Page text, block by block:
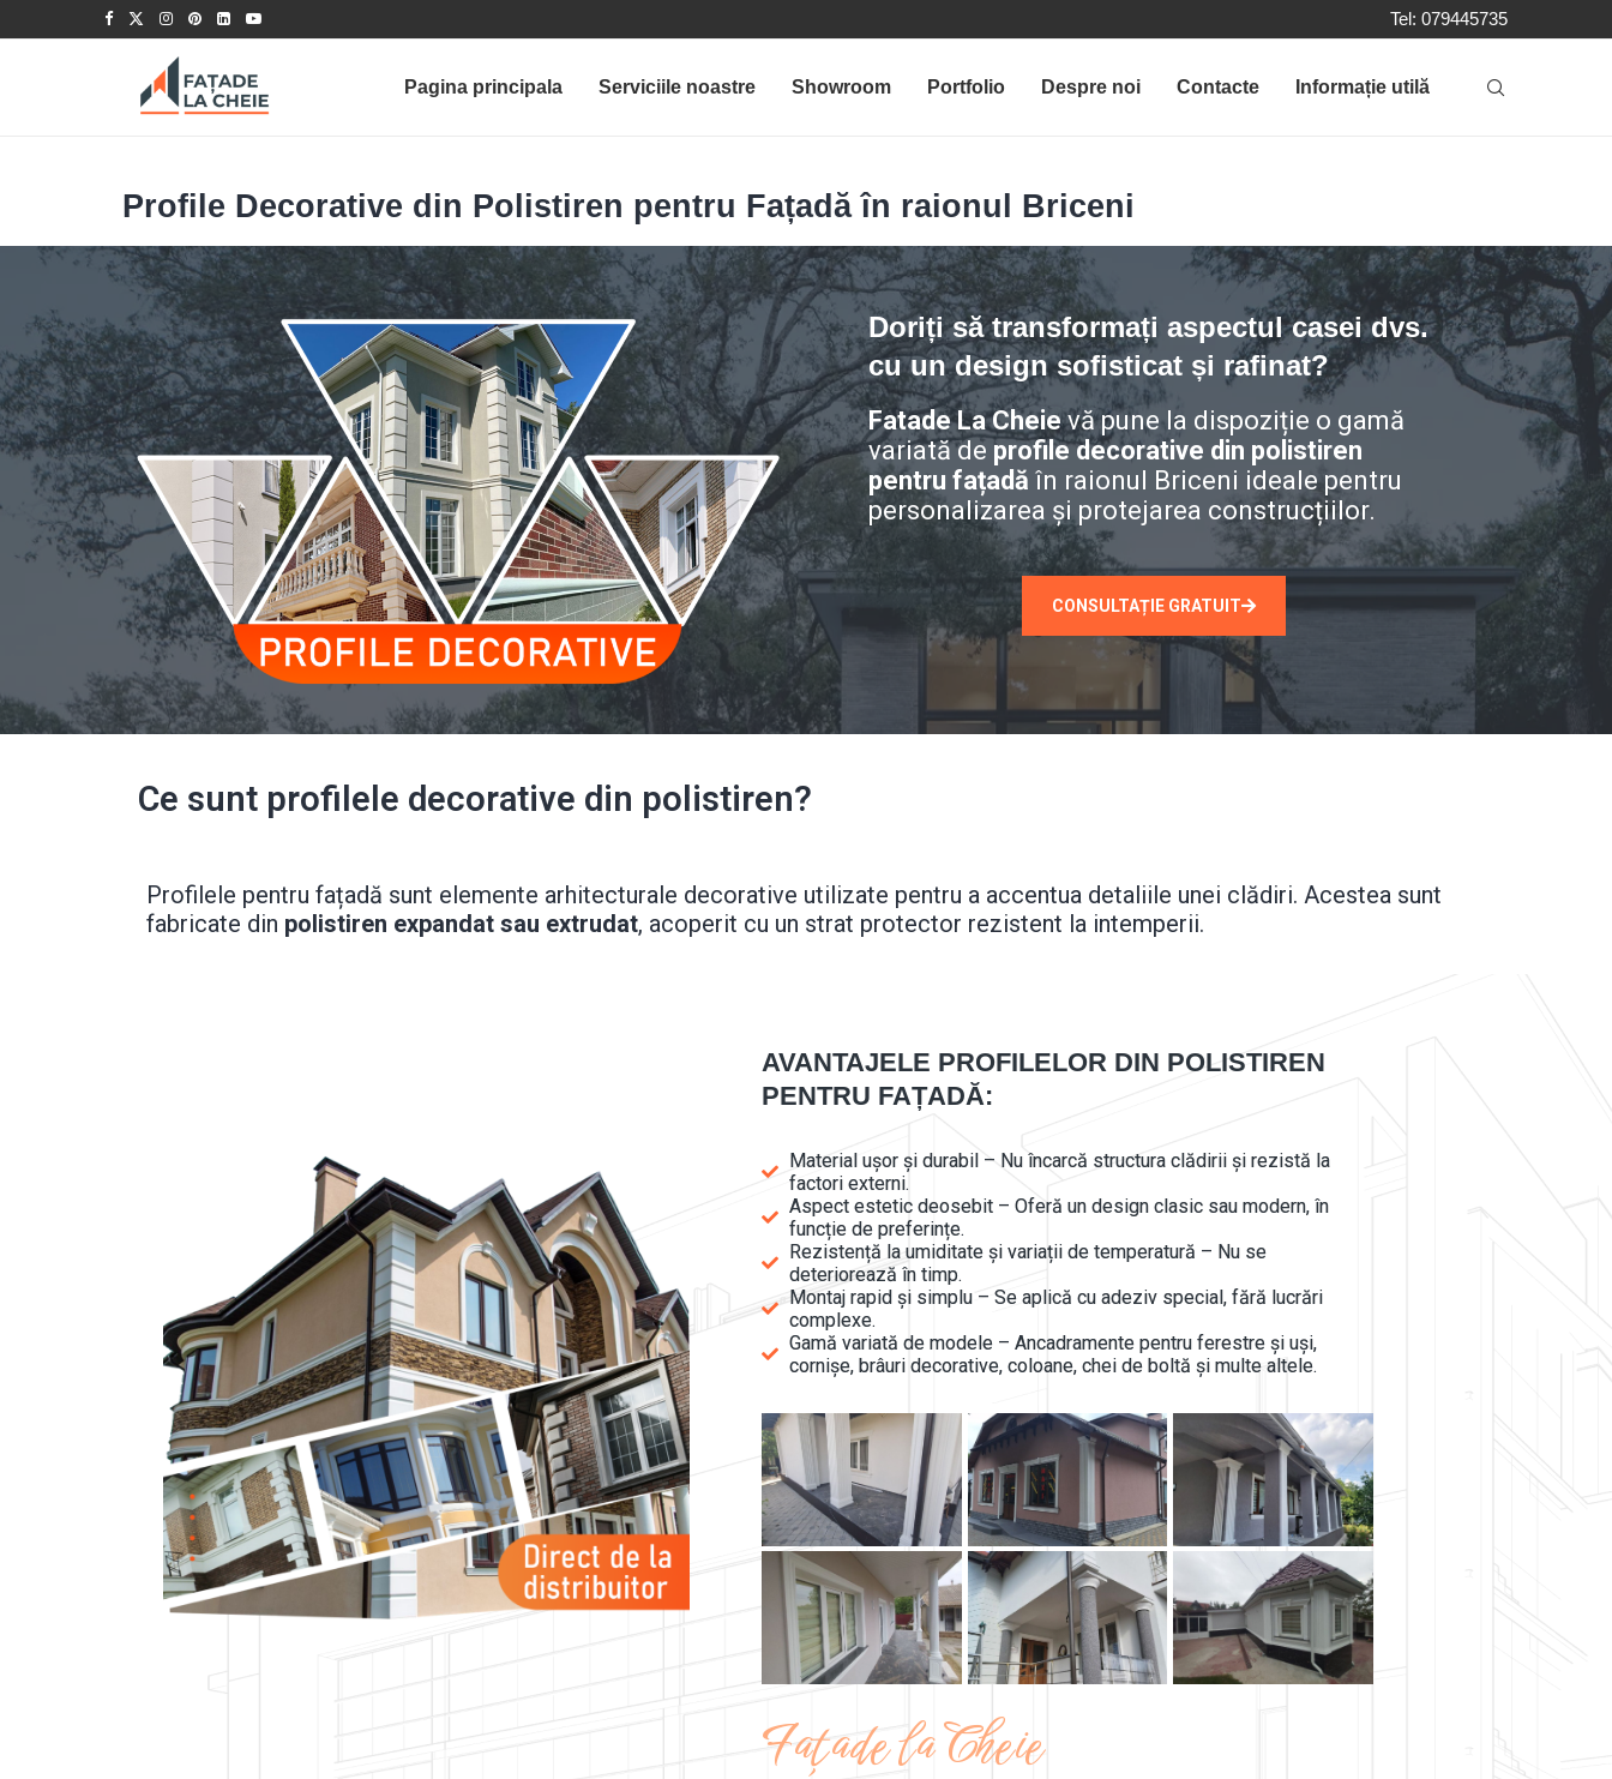
Tel: 079445735
Pagina principala Serviciile noastre Showroom Portfolio Despre noi Contacte Informație utilă
Profile Decorative din Polistiren pentru Fațadă în raionul Briceni
Doriți să transformați aspectul casei dvs.
cu un design sofisticat și rafinat?
Fatade La Cheievă pune la dispoziție o gamă
variată de profile decorative din polistiren
pentru fațadă în raionul Briceni ideale pentru
personalizarea și protejarea construcțiilor.
CONSULTAȚIE GRATUIT
Ce sunt profilele decorative din polistiren?
Profilele pentru fațadă sunt elemente arhitecturale decorative utilizate pentru a accentua detaliile unei clădiri. Acestea sunt
fabricate din polistiren expandat sau extrudat, acoperit cu un strat protector rezistent la intemperii.
AVANTAJELE PROFILELOR DIN POLISTIREN
PENTRU FAȚADĂ:
Material ușor și durabil – Nu încarcă structura clădirii și rezistă la
factori externi.
Aspect estetic deosebit – Oferă un design clasic sau modern, în
funcție de preferințe.
Rezistență la umiditate și variații de temperatură – Nu se
deteriorează în timp.
Montaj rapid și simplu – Se aplică cu adeziv special, fără lucrări
complexe.
Gamă variată de modele – Ancadramente pentru ferestre și uși,
cornișe, brâuri decorative, coloane, chei de boltă și multe altele.
Fațade la Cheie